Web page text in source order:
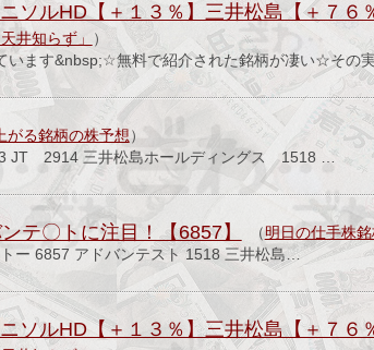
ソルHD【＋１３％】三井松島【＋７６
井知らず」
）
います&nbsp;☆無料で紹介された銘柄が凄い☆その
がる銘柄の株予想）
JT 2914 三井松島ホールディングス 1518 …
テ〇トに注目！【6857】 （明日の仕手株銘
ー 6857 アドバンテスト 1518 三井松島…
ソルHD【＋１３％】三井松島【＋７６